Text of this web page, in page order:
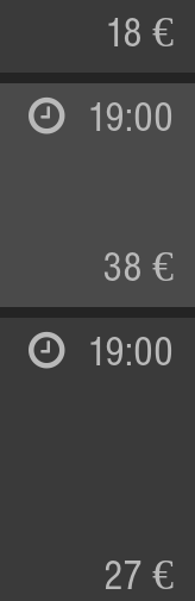
18 €
19:00
38 €
19:00
27 €